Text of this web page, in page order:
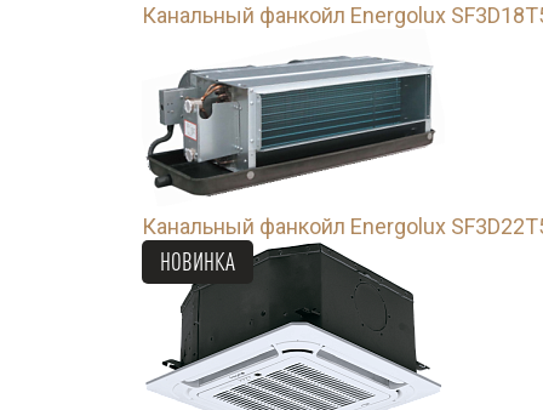
Канальный фанкойл Energolux
Канальный фанкойл Energolux
НОВИНКА